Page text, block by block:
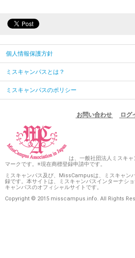
個人情報保護方針
ミスキャンパスとは？
ミスキャンパスのポリシー
お問い合わせ ログ
は、一般社団法人ミスキ
マークです。※現在商標登録申請中です。
ミスキャンパス及び、MissCampusは、ミスキャン
録です。本サイトは、ミスキャンパスインターナシ
キャンパスのオフィシャルサイトです。
Copyright © 2015 misscampus.info. All Rights